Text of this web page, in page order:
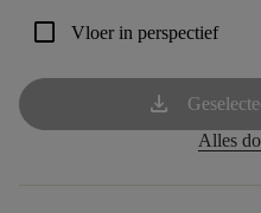
check_box_outline_blank Vloer in perspectief
download
Alles